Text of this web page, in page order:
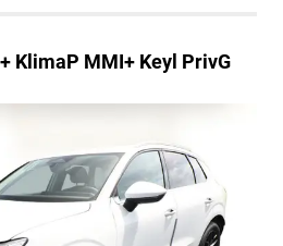
KlimaP MMI+ Keyl PrivG